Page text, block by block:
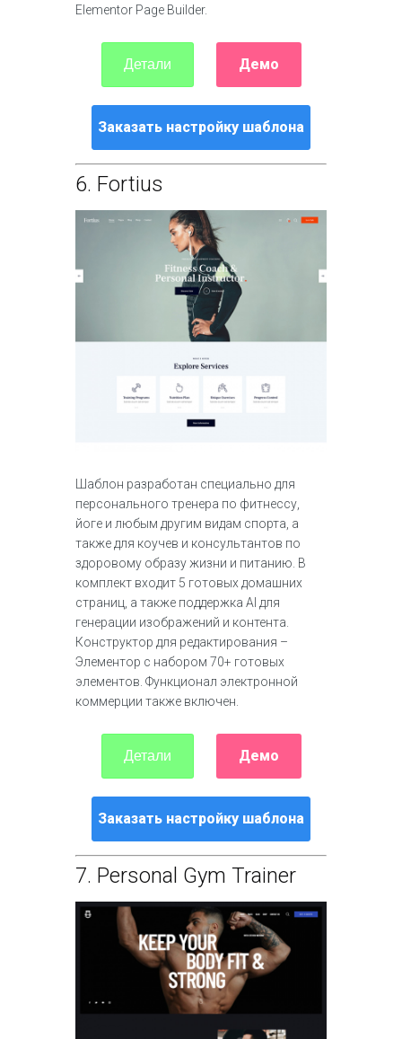
Elementor Page Builder.
Детали Демо
Заказать настройку шаблона
6. Fortius
Шаблон разработан специально для
персонального тренера по фитнессу,
йоге и любым другим видам спорта, а
также для коучев и консультантов по
здоровому образу жизни и питанию. В
комплект входит 5 готовых домашних
страниц, а также поддержка AI для
генерации изображений и контента.
Конструктор для редактирования –
Элементор с набором 70+ готовых
элементов. Функционал электронной
коммерции также включен.
Детали Демо
Заказать настройку шаблона
7. Personal Gym Trainer